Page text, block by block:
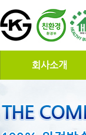
회사소개